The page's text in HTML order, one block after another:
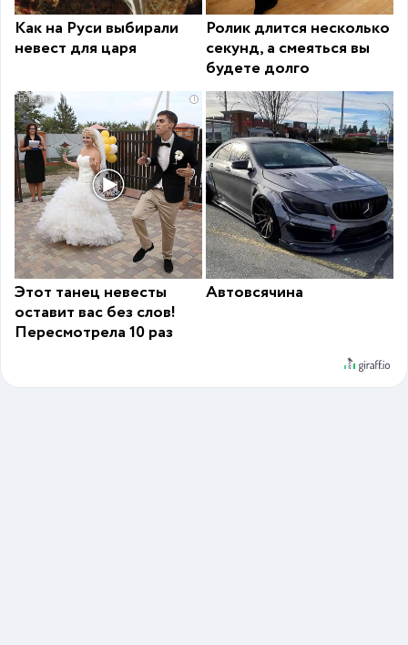
Как на Руси выбирали
невест для царя
Ролик длится несколько
секунд, а смеяться вы
будете долго
i
Этот танец невесты
оставит вас без слов!
Пересмотрела 10 раз
Автовсячина